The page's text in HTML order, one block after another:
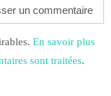
En savoir plus
sont traitées.